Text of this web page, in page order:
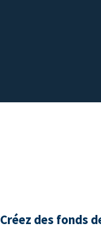
Créez des fonds